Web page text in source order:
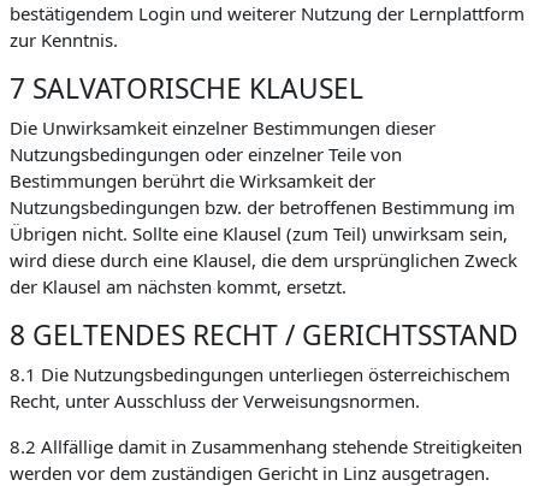
bestätigendem Login und weiterer Nutzung der Lernplattform
zur Kenntnis.
7 SALVATORISCHE KLAUSEL
Die Unwirksamkeit einzelner Bestimmungen dieser
Nutzungsbedingungen oder einzelner Teile von
Bestimmungen berührt die Wirksamkeit der
Nutzungsbedingungen bzw. der betroffenen Bestimmung im
Übrigen nicht. Sollte eine Klausel (zum Teil) unwirksam sein,
wird diese durch eine Klausel, die dem ursprünglichen Zweck
der Klausel am nächsten kommt, ersetzt.
8 GELTENDES RECHT / GERICHTSSTAND
8.1 Die Nutzungsbedingungen unterliegen österreichischem
Recht, unter Ausschluss der Verweisungsnormen.
8.2 Allfällige damit in Zusammenhang stehende Streitigkeiten
werden vor dem zuständigen Gericht in Linz ausgetragen.